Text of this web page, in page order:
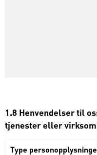
1.8 Henvendelser til
tjenester eller
Type